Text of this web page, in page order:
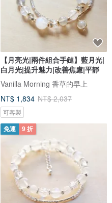
【月亮光|兩件組合手鏈】藍月光|
白月光|提升魅力|改善焦慮|平靜
Vanilla Morning 香草的早上
NT$ 1,834 NT$ 2,037
可客製
免運 9 折